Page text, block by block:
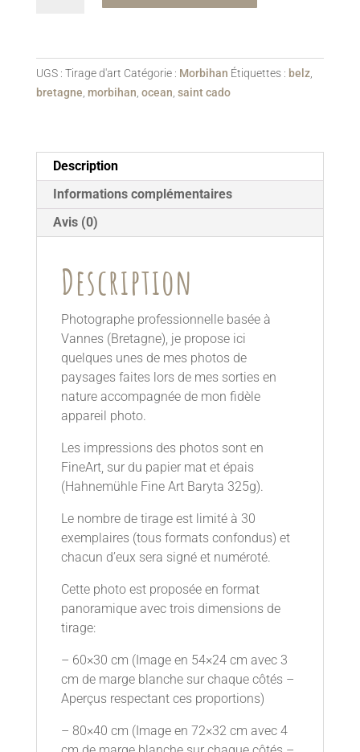
II
r
n
v
UGS : Tirage d'art Catégorie : Morbihan Étiquettes : belz,
bretagne morbihan ocean saint cado
Description
Informations complémentaires
Avis (0)
Description
Photographe professionnelle basée à
Vannes (Bretagne), je propose ici
quelques unes de mes photos de
paysages faites lors de mes sorties en
nature accompagnée de mon fidèle
appareil photo.
Les impressions des photos sont en
FineArt, sur du papier mat et épais
(Hahnemühle Fine Art Baryta 325g).
Le nombre de tirage est limité à 30
exemplaires (tous formats confondus) et
chacun d’eux sera signé et numéroté.
Cette photo est proposée en format
panoramique avec trois dimensions de
tirage:
– 60×30 cm (Image en 54×24 cm avec 3
cm de marge blanche sur chaque côtés –
Aperçus respectant ces proportions)
– 80×40 cm (Image en 72×32 cm avec 4